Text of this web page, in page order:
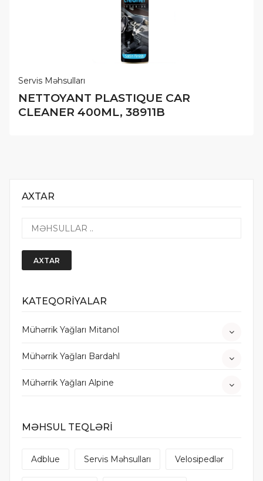
AXTAR
AXTAR
KATEQORİYALAR
Mühərrik Yağları Mitanol
Mühərrik Yağları Bardahl
Mühərrik Yağları Alpine
MƏHSUL TEQLƏRİ
Adblue Servis Məhsulları Velosipedlər
Servis Məhsulları
NETTOYANT PLASTIQUE CAR
CLEANER​​​​​​​ 400ML, 38911B